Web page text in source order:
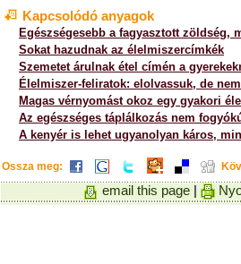
Kapcsolódó anyagok
Egészségesebb a fagyasztott zöldség,
Sokat hazudnak az élelmiszercímkék
Szemetet árulnak étel címén a
Élelmiszer-feliratok: elolvassuk, de
Magas vérnyomást okoz egy gyakori
Az egészséges táplálkozás nem
A kenyér is lehet ugyanolyan káros,
Ossza meg:
email this page